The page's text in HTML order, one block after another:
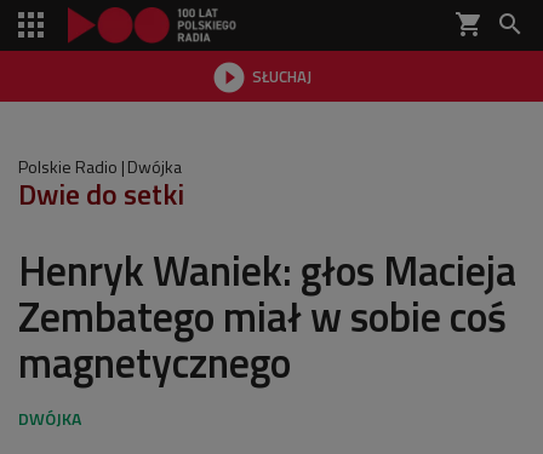
shopping_cart 
 SŁUCHAJ

Polskie Radio Dwójka
Dwie do setki
Henryk Waniek: głos Macieja
Zembatego miał w sobie coś
magnetycznego